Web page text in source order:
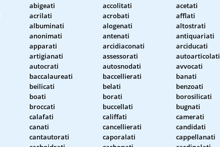
abigeati accolitati
acetati
acrilati acrobati
afflati
albuminati alogenati
altostrati
anonimati antenati
antiquariati
apparati arcidiaconati
arciducati
artigianati assessorati
autoarticolati
autocrati autosnodati
avvocati
baccalaureati baccellierati
banati
beilicati belati
benzoati
boati borati
borosilicati
broccati buccellati
bugnati
calafati califfati
camerati
canati cancellierati
candidati
cantautorati caporalati
cappellanati